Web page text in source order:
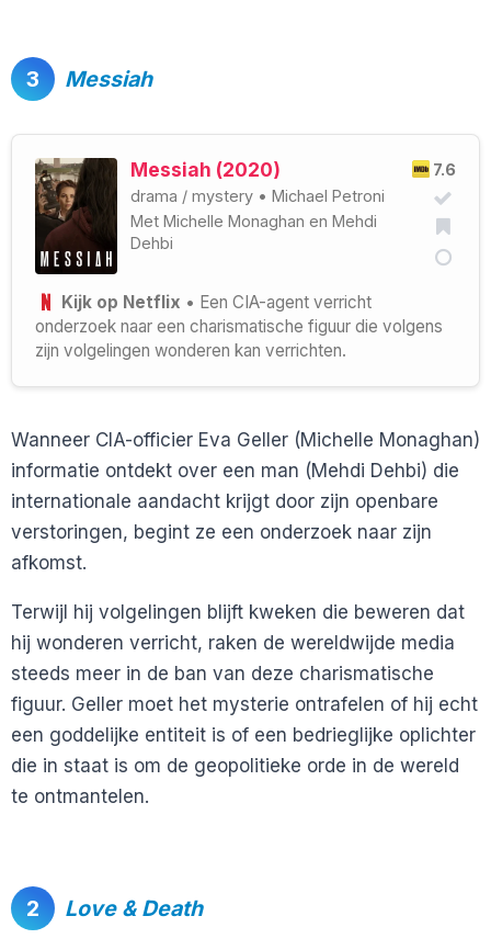
3 Messiah
7.6
Messiah (2020)
drama / mystery • Michael Petroni
Met Michelle Monaghan en Mehdi
Dehbi
Kijk op Netflix • Een CIA-agent verricht
onderzoek naar een charismatische figuur die volgens
zijn volgelingen wonderen kan verrichten.
Wanneer CIA-officier Eva Geller (Michelle Monaghan)
informatie ontdekt over een man (Mehdi Dehbi) die
internationale aandacht krijgt door zijn openbare
verstoringen, begint ze een onderzoek naar zijn
afkomst.
Terwijl hij volgelingen blijft kweken die beweren dat
hij wonderen verricht, raken de wereldwijde media
steeds meer in de ban van deze charismatische
figuur. Geller moet het mysterie ontrafelen of hij echt
een goddelijke entiteit is of een bedrieglijke oplichter
die in staat is om de geopolitieke orde in de wereld
te ontmantelen.
2 Love & Death